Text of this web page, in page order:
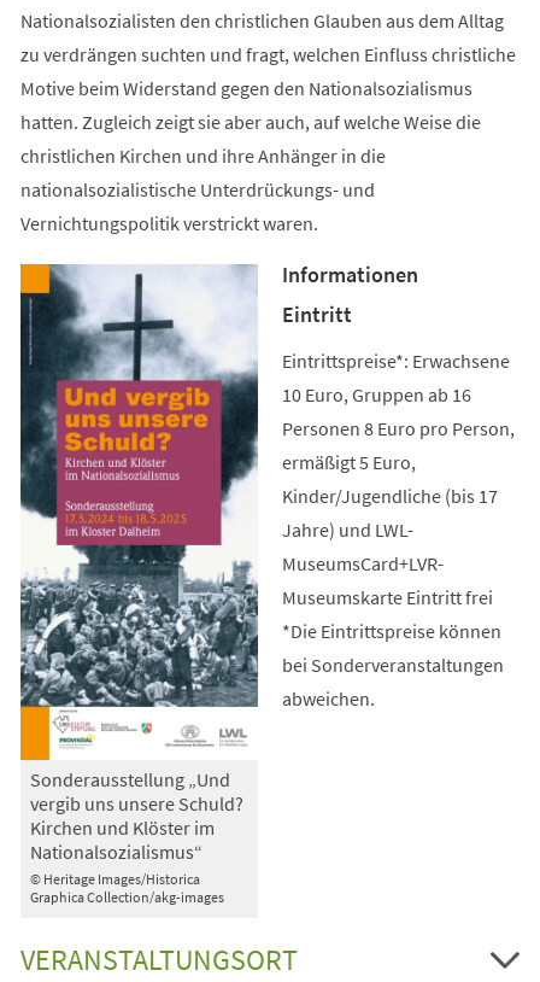
Nationalsozialisten den christlichen Glauben aus dem Alltag
zu verdrängen suchten und fragt, welchen Einfluss christliche
Motive beim Widerstand gegen den Nationalsozialismus
hatten. Zugleich zeigt sie aber auch, auf welche Weise die
christlichen Kirchen und ihre Anhänger in die
nationalsozialistische Unterdrückungs- und
Vernichtungspolitik verstrickt waren.
© Heritage Images/Historica
Graphica Collection/akg-images
Sonderausstellung „Und
vergib uns unsere Schuld?
Kirchen und Klöster im
Nationalsozialismus“
Informationen
Eintritt
Eintrittspreise*: Erwachsene
10 Euro, Gruppen ab 16
Personen 8 Euro pro Person,
ermäßigt 5 Euro,
Kinder/Jugendliche (bis 17
Jahre) und LWL-
MuseumsCard+LVR-
Museumskarte Eintritt frei
*Die Eintrittspreise können
bei Sonderveranstaltungen
abweichen.
VERANSTALTUNGSORT